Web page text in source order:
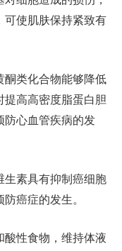
可使肌肤保持紧致有
酮类化合物能够降低
提高高密度脂蛋白胆
防心血管疾病的发
生素具有抑制癌细胞
癌症的发生。
酸性食物，维持体液